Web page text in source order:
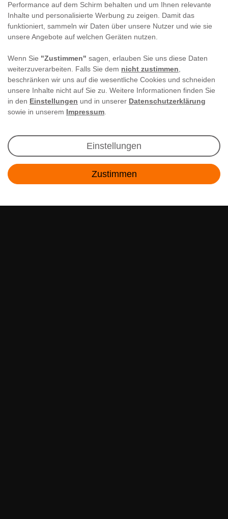
Performance auf dem Schirm behalten und um Ihnen relevante
Inhalte und personalisierte Werbung zu zeigen. Damit das
funktioniert, sammeln wir Daten über unsere Nutzer und wie sie
unsere Angebote auf welchen Geräten nutzen.
Wenn Sie "Zustimmen" sagen, erlauben Sie uns diese Daten
weiterzuverarbeiten. Falls Sie dem nicht zustimmen
beschränken wir uns auf die wesentliche Cookies und schneiden
unsere Inhalte nicht auf Sie zu. Weitere Informationen finden Sie
in den Einstellungen und in unserer Datenschutzerklärung
sowie in unserem Impressum
Einstellungen
Zustimmen
Newsletter Anmeldung
Angebote & Rabatte per E-Mail erhalten - Geld
sparen war noch nie so einfach!